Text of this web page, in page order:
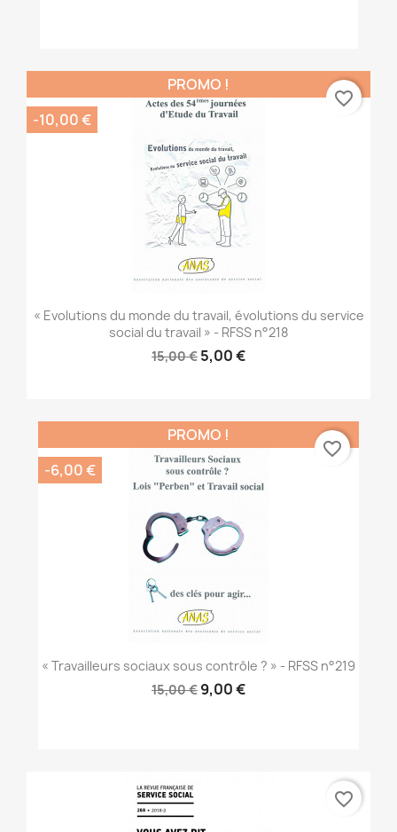
« Evolutions du monde du travail, évolutions du service
social du travail » - RFSS n°218
15,00 € 5,00 €
PROMO !
-10,00 €
favorite_border
« Travailleurs sociaux sous contrôle ? » - RFSS n°219
15,00 € 9,00 €
PROMO !
-6,00 €
favorite_border
favorite_border